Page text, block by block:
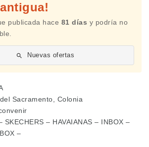
publicada hace 81 días y podría no
Nuevas ofertas
Sacramento, Colonia
SKECHERS – HAVAIANAS – INBOX –
–